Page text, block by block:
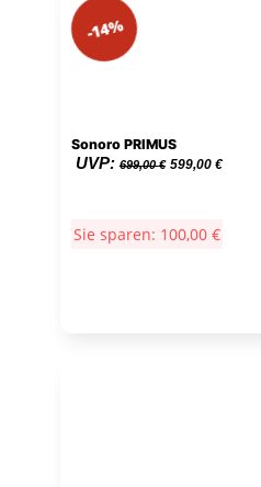
Sonoro PRIMUS
UVP: 699,00€
699,00 €
599,00 €
Sie sparen: 100,00 €
-14%